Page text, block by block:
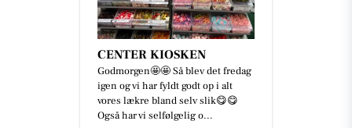
CENTER KIOSKEN
Godmorgen🤩🤩 Så blev det fredag
igen og vi har fyldt godt op i alt
vores lækre bland selv slik😋😋
Også har vi selfølgelig o...